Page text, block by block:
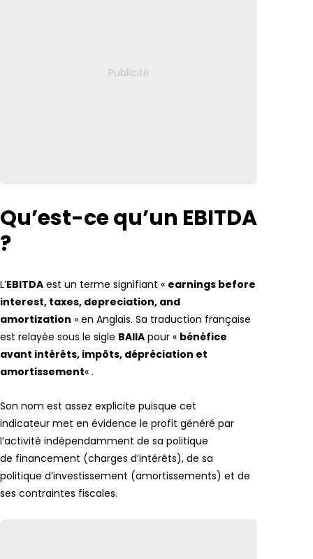
Qu’est-ce qu’un EBITDA
?
L’EBITDA est un terme signifiant « earnings before
interest, taxes, depreciation, and
amortization » en Anglais. Sa traduction française
est relayée sous le sigle BAIIA pour « bénéfice
avant intérêts, impôts, dépréciation et
amortissement« .
Son nom est assez explicite puisque cet
indicateur met en évidence le profit généré par
l’activité indépendamment de sa politique
de financement (charges d’intérêts), de sa
politique d’investissement (amortissements) et de
ses contraintes fiscales.